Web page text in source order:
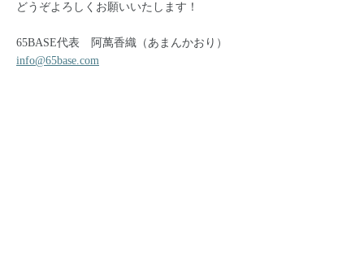
どうぞよろしくお願いいたします！
65BASE代表 阿萬香織（あまんかおり）
info@65base.com